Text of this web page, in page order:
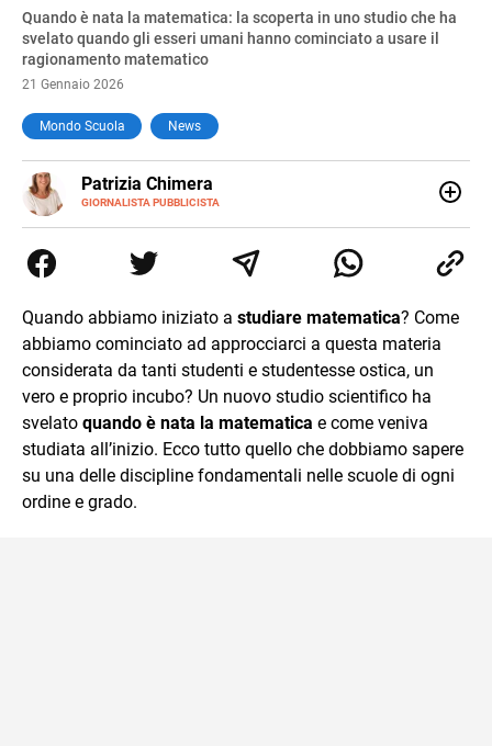
Quando è nata la matematica: la scoperta in uno studio che ha
svelato quando gli esseri umani hanno cominciato a usare il
ragionamento matematico
21 Gennaio 2026
Mondo Scuola News
Patrizia Chimera
GIORNALISTA PUBBLICISTA
E-
MAIL
LINKEDIN
collaborato con grandi gruppi editoriali e agenzie di
comunicazione specializzandosi nella scrittura di articoli
Quando abbiamo iniziato a studiare matematica? Come
abbiamo cominciato ad approcciarci a questa materia
considerata da tanti studenti e studentesse ostica, un
vero e proprio incubo? Un nuovo studio scientifico ha
svelato quando è nata la matematica e come veniva
studiata all’inizio. Ecco tutto quello che dobbiamo sapere
su una delle discipline fondamentali nelle scuole di ogni
ordine e grado.